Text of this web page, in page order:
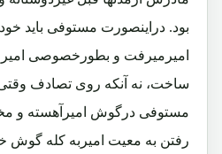
بود. دراینصورت مستوفی باید
امیرمیرفت و بطورخصوصی
ساخت، نه آنکه روی تصادف وقتی
مستوفی درگوش امیرآهسته و
رفتن به معیت امیربه کله گوش